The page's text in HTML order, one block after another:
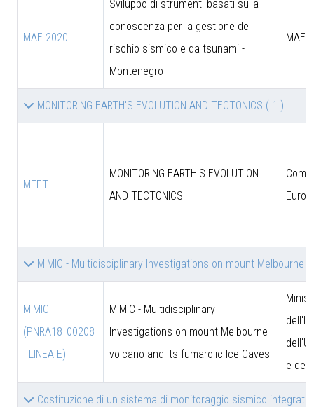
MAE 2020
Sviluppo di strumenti basati sulla
conoscenza per la gestione del
rischio sismico e da tsunami -
Montenegro
MAE
MONITORING EARTH'S EVOLUTION AND TECTONICS ( 1 )
MEET
MONITORING EARTH'S EVOLUTION
AND TECTONICS
MIMIC - Multidisciplinary Investigations on mount
MIMIC
(PNRA18_00208
- LINEA E)
MIMIC - Multidisciplinary
Investigations on mount Melbourne
volcano and its fumarolic Ice Caves
e
Costituzione di un sistema di monitoraggio sismico